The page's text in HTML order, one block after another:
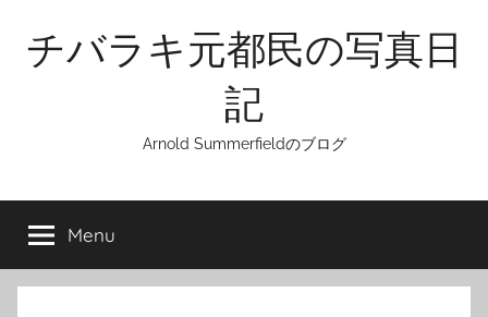
content
チバラキ元都民の写真日
記
Arnold Summerfieldのブログ
Menu